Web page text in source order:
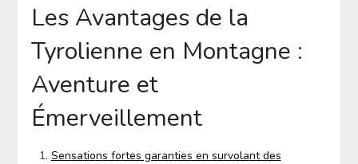
Les Avantages de la
Tyrolienne en Montagne :
Aventure et
Émerveillement
Sensations fortes garanties en survolant des